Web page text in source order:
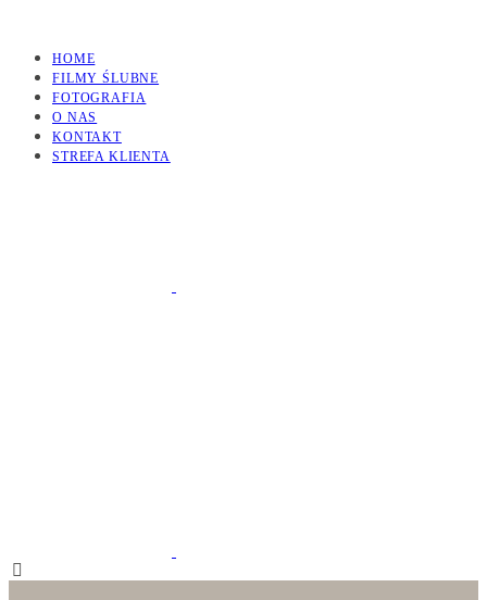
HOME
FILMY ŚLUBNE
FOTOGRAFIA
O NAS
KONTAKT
STREFA KLIENTA